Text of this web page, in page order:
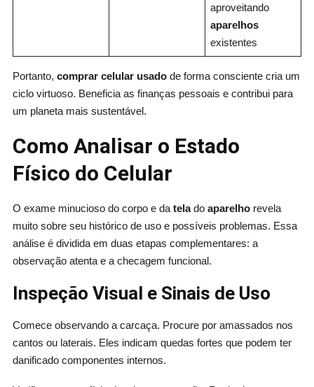
aproveitando
aparelhos
existentes
Portanto, comprar celular usadode forma consciente cria um
ciclo virtuoso. Beneficia as finanças pessoais e contribui para
um planeta mais sustentável.
Como Analisar o Estado
Físico do Celular
O exame minucioso do corpo e da telado aparelhorevela
muito sobre seu histórico de uso e possíveis problemas. Essa
análise é dividida em duas etapas complementares: a
observação atenta e a checagem funcional.
Inspeção Visual e Sinais de Uso
Comece observando a carcaça. Procure por amassados nos
cantos ou laterais. Eles indicam quedas fortes que podem ter
danificado componentes internos.